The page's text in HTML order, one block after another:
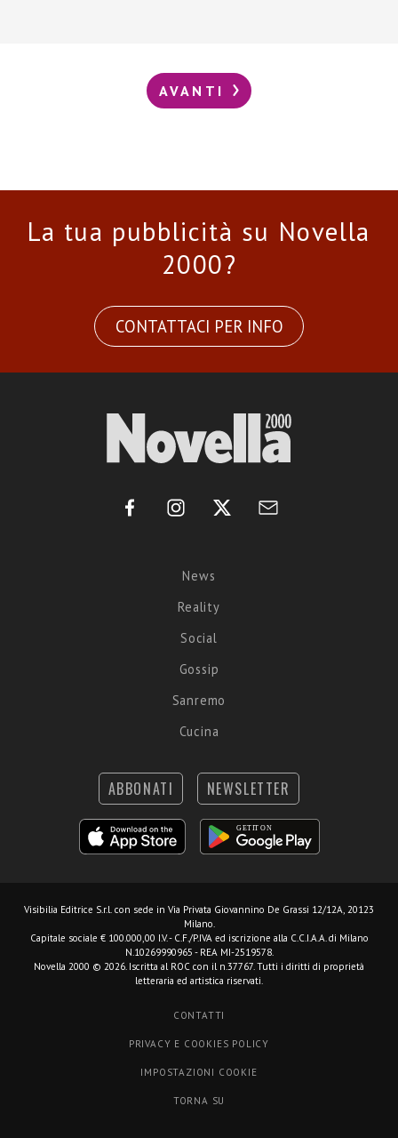
AVANTI
La tua pubblicità su Novella
2000?
CONTATTACI PER INFO
News
Reality
Social
Gossip
Sanremo
Cucina
ABBONATI NEWSLETTER
Visibilia Editrice S.r.l. con sede in Via Privata Giovannino De Grassi 12/12A, 20123
Milano.
Capitale sociale € 100.000,00 I.V. - C.F./P.IVA ed iscrizione alla C.C.I.A.A. di Milano
N.10269990965 - REA MI-2519578.
Novella 2000 © 2026. Iscritta al ROC con il n.37767. Tutti i diritti di proprietà
letteraria ed artistica riservati.
CONTATTI
PRIVACY E COOKIES POLICY
IMPOSTAZIONI COOKIE
TORNA SU